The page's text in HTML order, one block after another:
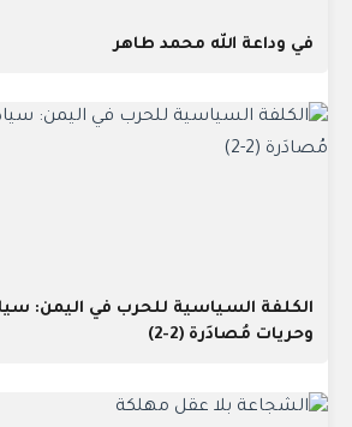
في وداعة الله محمد طاهر
الكلفة السياسية للحرب في اليمن:
وحريات مُصادَرة (2-2)